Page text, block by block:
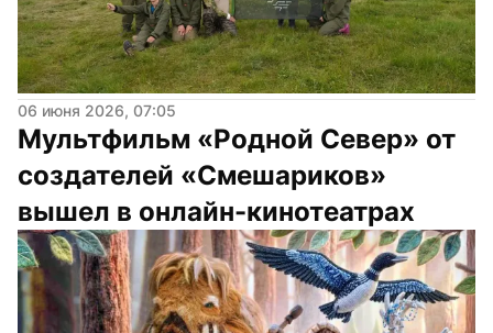
06 июня 2026, 07:05
Мультфильм «Родной Север» от
создателей «Смешариков»
вышел в онлайн-кинотеатрах